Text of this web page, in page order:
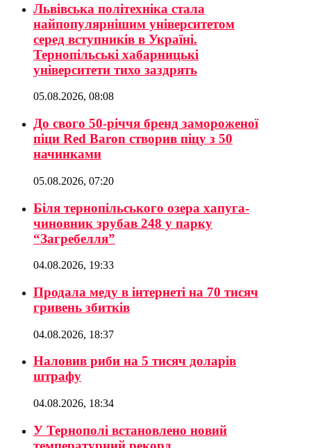
Львівська політехніка стала
найпопулярнішим університетом
серед вступників в Україні.
Тернопільські хабарницькі
університети тихо заздрять
05.08.2026, 08:08
До свого 50-річчя бренд замороженої
піци Red Baron створив піцу з 50
начинками
05.08.2026, 07:20
Біля тернопільського озера хапуга-
чиновник зрубав 248 у парку
“Загребелля”
04.08.2026, 19:33
Продала меду в інтернеті на 70 тисяч
гривень збитків
04.08.2026, 18:37
Наловив риби на 5 тисяч доларів
штрафу
04.08.2026, 18:34
У Тернополі встановлено новий